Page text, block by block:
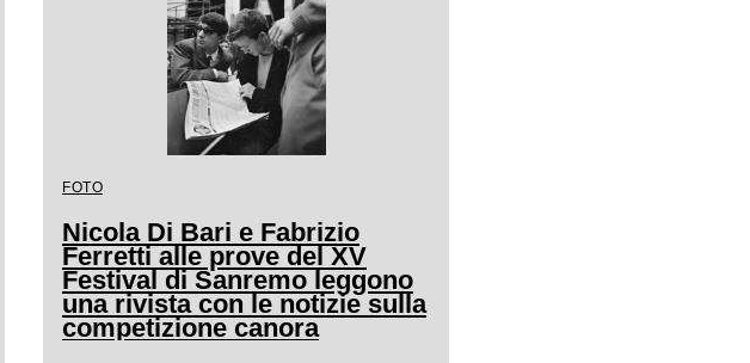
FOTO
Nicola Di Bari e Fabrizio
Ferretti alle prove del XV
Festival di Sanremo leggono
una rivista con le notizie sulla
competizione canora